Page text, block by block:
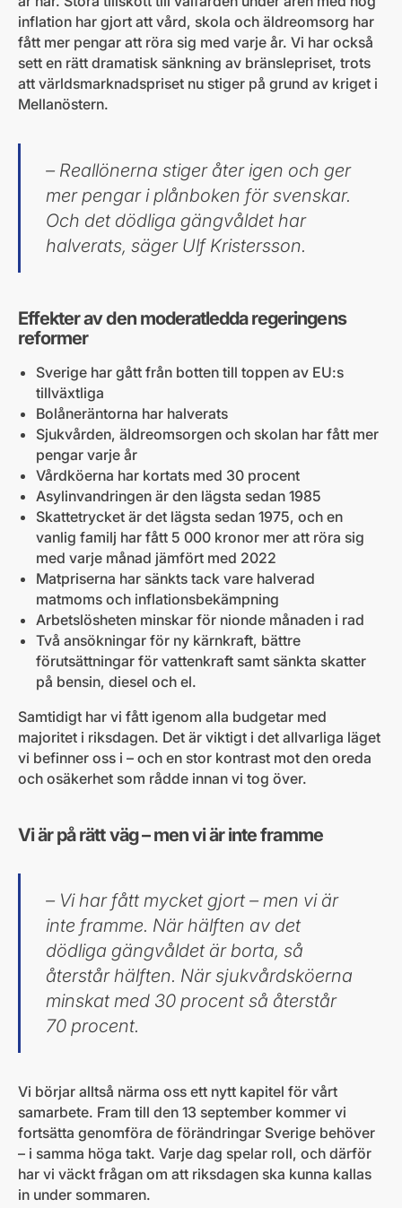
inflation har gjort att vård, skola och äldreomsorg har
fått mer pengar att röra sig med varje år. Vi har också
sett en rätt dramatisk sänkning av bränslepriset, trots
att världsmarknadspriset nu stiger på grund av kriget i
Mellanöstern.
– Reallönerna stiger åter igen och ger
mer pengar i plånboken för svenskar.
Och det dödliga gängvåldet har
halverats, säger Ulf Kristersson.
Effekter av den moderatledda regeringens
reformer
Sverige har gått från botten till toppen av EU:s
tillväxtliga
Bolåneräntorna har halverats
Sjukvården, äldreomsorgen och skolan har fått mer
pengar varje år
Vårdköerna har kortats med 30 procent
Asylinvandringen är den lägsta sedan 1985
Skattetrycket är det lägsta sedan 1975, och en
vanlig familj har fått 5 000 kronor mer att röra sig
med varje månad jämfört med 2022
Matpriserna har sänkts tack vare halverad
matmoms och inflationsbekämpning
Arbetslösheten minskar för nionde månaden i rad
Två ansökningar för ny kärnkraft, bättre
förutsättningar för vattenkraft samt sänkta skatter
på bensin, diesel och el.
Samtidigt har vi fått igenom alla budgetar med
majoritet i riksdagen. Det är viktigt i det allvarliga läget
vi befinner oss i – och en stor kontrast mot den oreda
och osäkerhet som rådde innan vi tog över.
Vi är på rätt väg – men vi är inte framme
– Vi har fått mycket gjort – men vi är
inte framme. När hälften av det
dödliga gängvåldet är borta, så
återstår hälften. När sjukvårdsköerna
minskat med 30 procent så återstår
70 procent.
Vi börjar alltså närma oss ett nytt kapitel för vårt
samarbete. Fram till den 13 september kommer vi
fortsätta genomföra de förändringar Sverige behöver
– i samma höga takt. Varje dag spelar roll, och därför
har vi väckt frågan om att riksdagen ska kunna kallas
in under sommaren.